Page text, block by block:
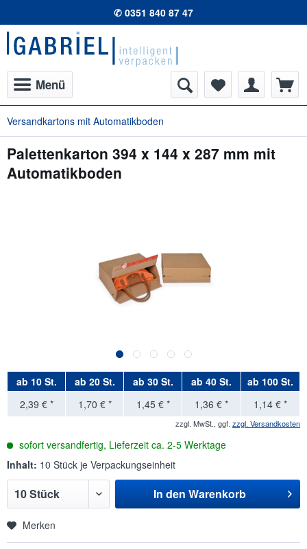
✆ 0351 840 87 47
Menü
Versandkartons mit Automatikboden
Palettenkarton 394 x 144 x 287 mm mit
Automatikboden
ab 10 St. ab 20 St. ab 30 St. ab 40 St. ab 100 St.
2,39 € *
1,70 € * 1,45 € * 1,36 € * 1,14 € *
zzgl. MwSt., ggf. zzgl. Versandkosten
sofort versandfertig, Lieferzeit ca. 2-5 Werktage
Inhalt: 10 Stück je Verpackungseinheit
In den Warenkorb
Merken